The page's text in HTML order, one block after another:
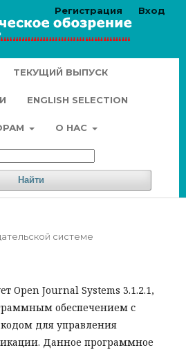
ТЕКУЩИЙ ВЫПУСК
ENGLISH SELECTION
О НАС
Найти
Регистрация Вход
системе
Open Journal Systems 3.1.2.1,
обеспечением с
для управления
Данное программное